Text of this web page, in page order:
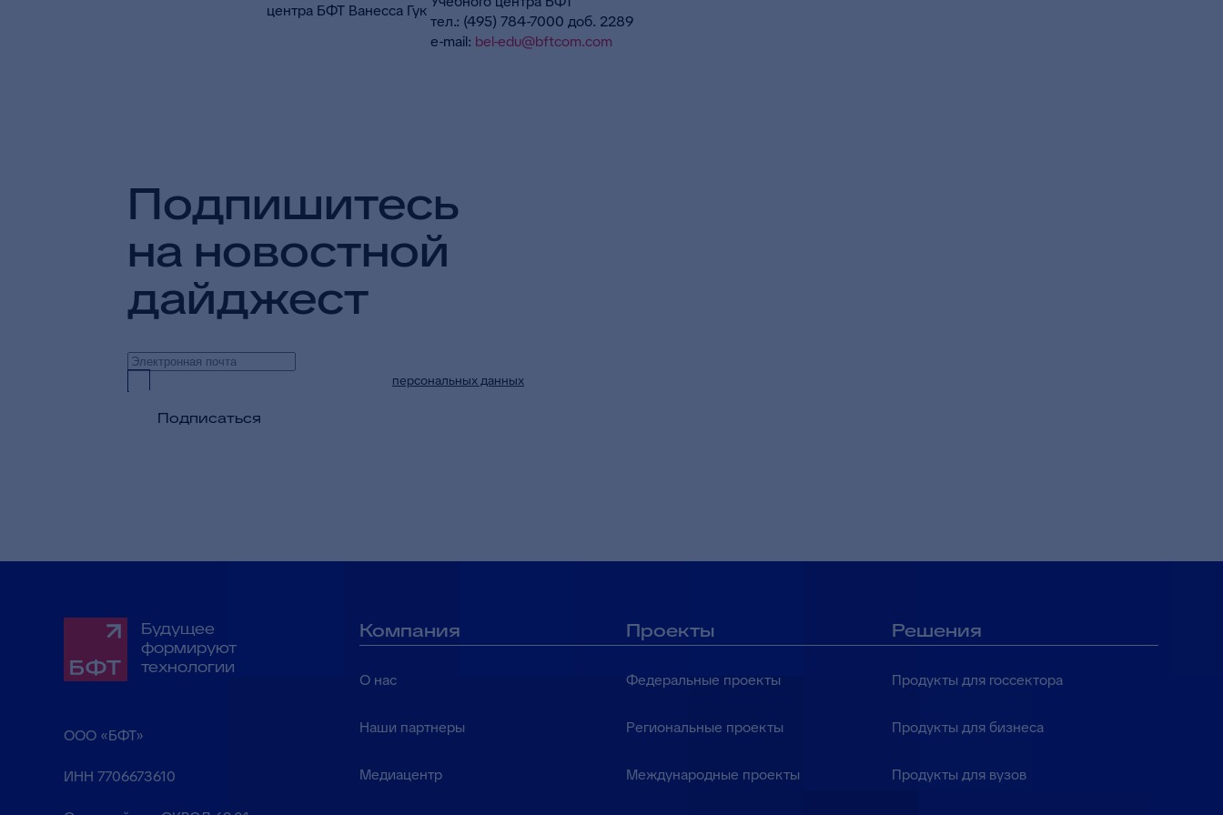
тел.: (495) 784-7000 доб. 2289
e-mail: bel-edu@bftcom.com
Подпишитесь
на новостной
дайджест
персональных данных
Подписаться
Будущее
формируют
технологии
ООО «БФТ»
ИНН 7706673610
Компания
О нас
Наши партнеры
Медиацентр
Проекты
Федеральные проекты
Региональные проекты
Международные проекты
Решения
Продукты для госсектора
Продукты для бизнеса
Продукты для вузов